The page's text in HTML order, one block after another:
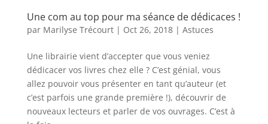
Une com au top pour ma séance de dédicaces !
par Marilyse Trécourt| Oct 26, 2018| Astuces
Une librairie vient d’accepter que vous veniez
dédicacer vos livres chez elle ? C’est génial, vous
allez pouvoir vous présenter en tant qu’auteur (et
c’est parfois une grande première !), découvrir de
nouveaux lecteurs et parler de vos ouvrages. C’est à